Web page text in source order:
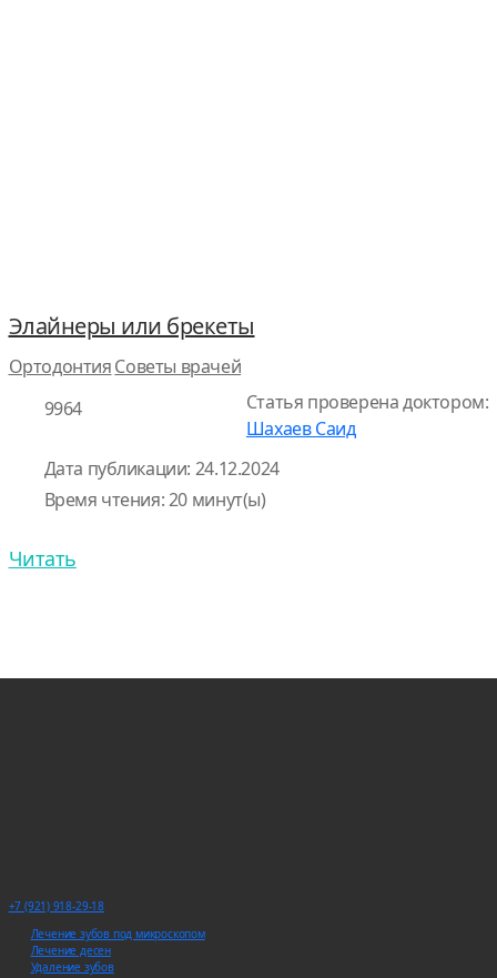
Элайнеры или брекеты
ОртодонтияСоветы врачей
9964
Статья проверена доктором:
Шахаев Саид
Дата публикации: 24.12.2024
Время чтения: 20 минут(ы)
Читать
+7 (921) 918-29-18
Лечение зубов под микроскопом
Лечение десен
Удаление зубов